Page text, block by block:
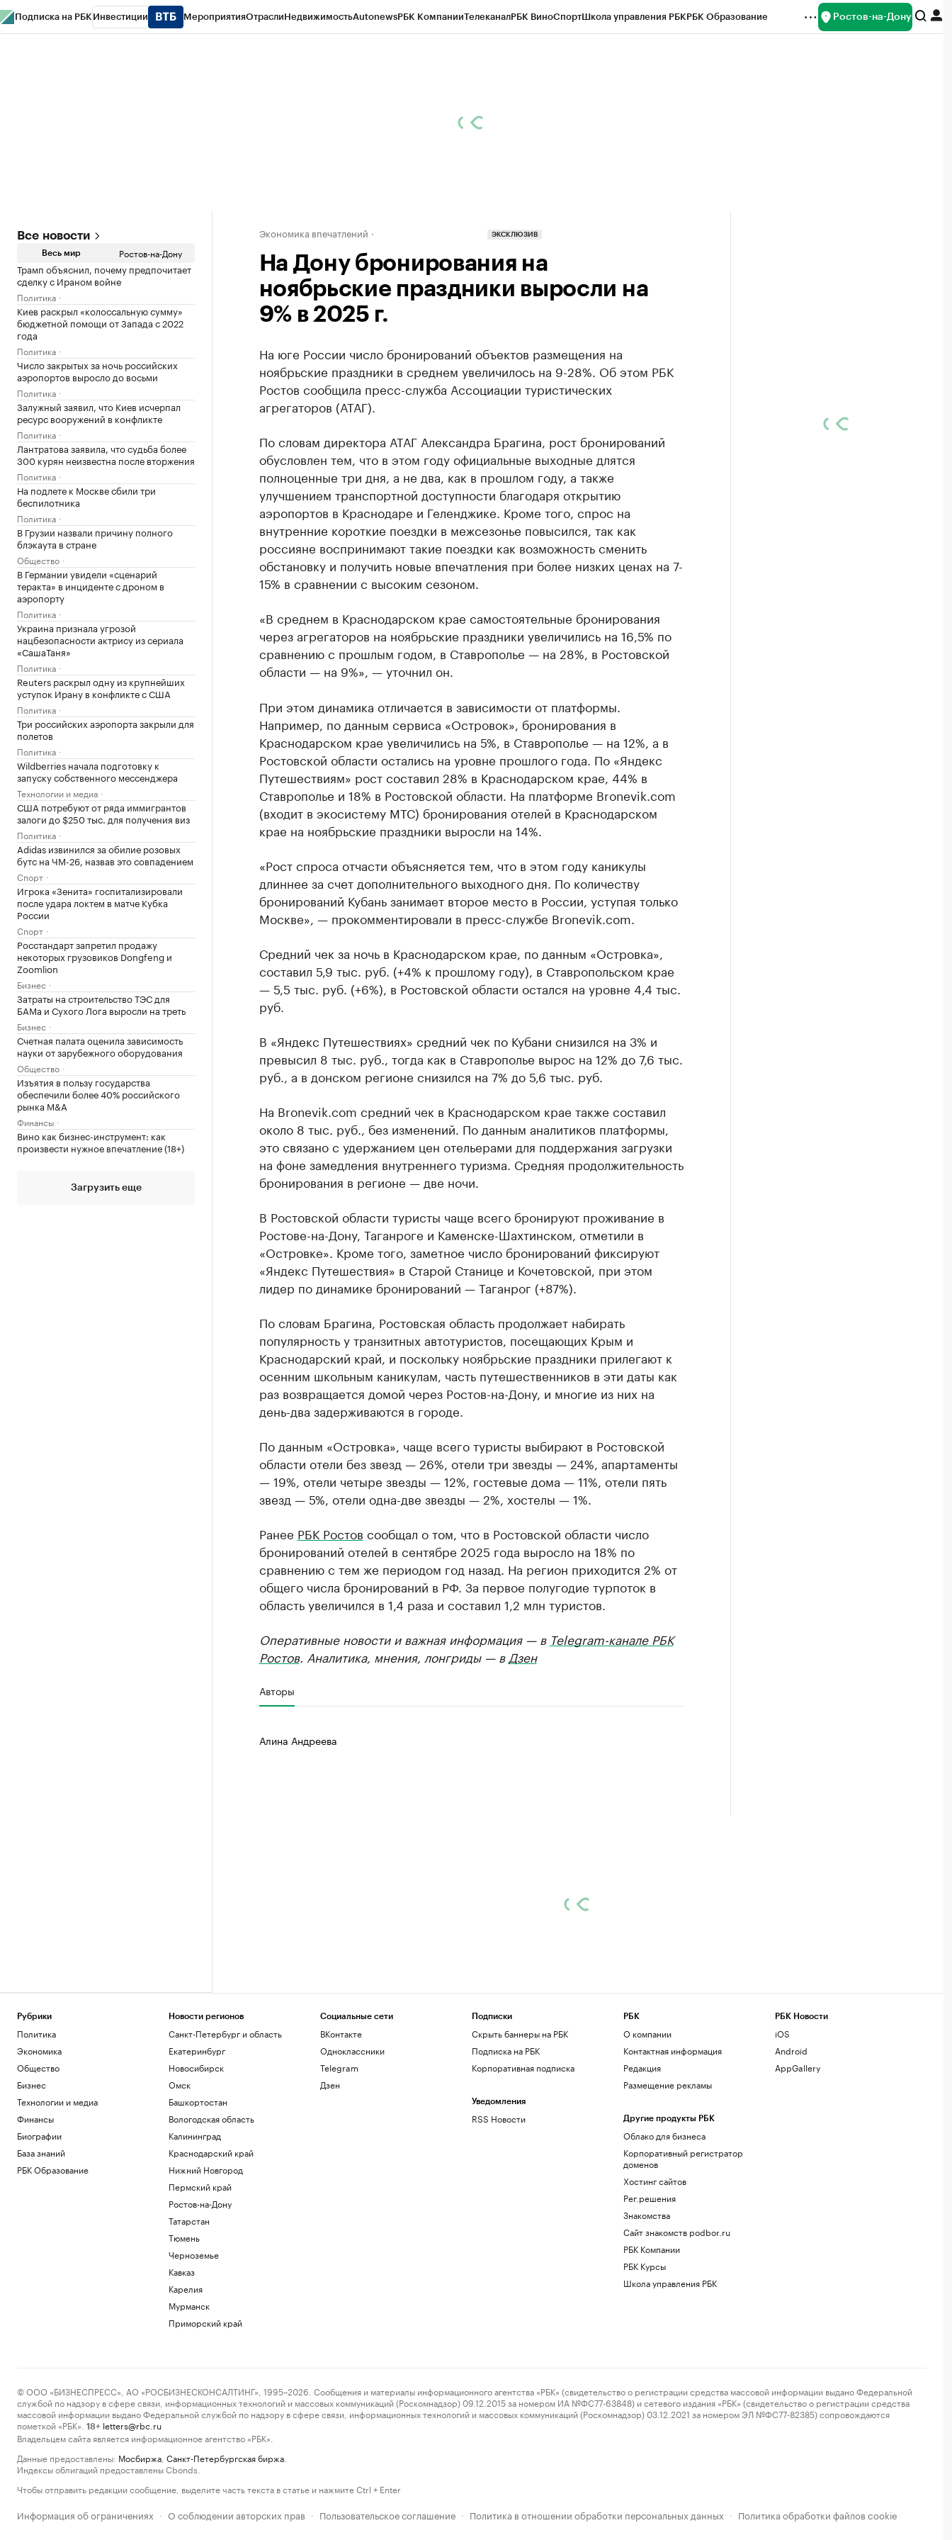
Подписка на РБК Инвестиции МероприятияОтраслиНедвижимостьAutonewsРБК КомпанииТелеканалРБК ВиноСпортШкола управления РБКРБК Образование Ростов-на-Дону
Все новости
Весь мир Ростов-на-Дону
Трамп объяснил, почему предпочитает
сделку с Ираном войне
Политика
Киев раскрыл «колоссальную сумму»
бюджетной помощи от Запада с 2022
года
Политика
Число закрытых за ночь российских
аэропортов выросло до восьми
Политика
Залужный заявил, что Киев исчерпал
ресурс вооружений в конфликте
Политика
Лантратова заявила, что судьба более
300 курян неизвестна после вторжения
Политика
На подлете к Москве сбили три
беспилотника
Политика
В Грузии назвали причину полного
блэкаута в стране
Общество
В Германии увидели «сценарий
теракта» в инциденте с дроном в
аэропорту
Политика
Украина признала угрозой
нацбезопасности актрису из сериала
«СашаТаня»
Политика
Reuters раскрыл одну из крупнейших
уступок Ирану в конфликте с США
Политика
Три российских аэропорта закрыли для
полетов
Политика
Wildberries начала подготовку к
запуску собственного мессенджера
Технологии и медиа
США потребуют от ряда иммигрантов
залоги до $250 тыс. для получения виз
Политика
Adidas извинился за обилие розовых
бутс на ЧМ-26, назвав это совпадением
Спорт
Игрока «Зенита» госпитализировали
после удара локтем в матче Кубка
России
Спорт
Росстандарт запретил продажу
некоторых грузовиков Dongfeng и
Zoomlion
Бизнес
Затраты на строительство ТЭС для
БАМа и Сухого Лога выросли на треть
Бизнес
Счетная палата оценила зависимость
науки от зарубежного оборудования
Общество
Изъятия в пользу государства
обеспечили более 40% российского
рынка M&A
Финансы
Вино как бизнес-инструмент: как
произвести нужное впечатление (18+)
Загрузить еще
Экономика впечатлений ЭКСКЛЮЗИВ
На Дону бронирования на
ноябрьские праздники выросли на
9% в 2025 г.
На юге России число бронирований объектов размещения на
ноябрьские праздники в среднем увеличилось на 9-28%. Об этом РБК
Ростов сообщила пресс-служба Ассоциации туристических
агрегаторов (АТАГ).
По словам директора АТАГ Александра Брагина, рост бронирований
обусловлен тем, что в этом году официальные выходные длятся
полноценные три дня, а не два, как в прошлом году, а также
улучшением транспортной доступности благодаря открытию
аэропортов в Краснодаре и Геленджике. Кроме того, спрос на
внутренние короткие поездки в межсезонье повысился, так как
россияне воспринимают такие поездки как возможность сменить
обстановку и получить новые впечатления при более низких ценах на 7-
15% в сравнении с высоким сезоном.
«В среднем в Краснодарском крае самостоятельные бронирования
через агрегаторов на ноябрьские праздники увеличились на 16,5% по
сравнению с прошлым годом, в Ставрополье — на 28%, в Ростовской
области — на 9%», — уточнил он.
При этом динамика отличается в зависимости от платформы.
Например, по данным сервиса «Островок», бронирования в
Краснодарском крае увеличились на 5%, в Ставрополье — на 12%, а в
Ростовской области остались на уровне прошлого года. По «Яндекс
Путешествиям» рост составил 28% в Краснодарском крае, 44% в
Ставрополье и 18% в Ростовской области. На платформе Bronevik.com
(входит в экосистему МТС) бронирования отелей в Краснодарском
крае на ноябрьские праздники выросли на 14%.
«Рост спроса отчасти объясняется тем, что в этом году каникулы
длиннее за счет дополнительного выходного дня. По количеству
бронирований Кубань занимает второе место в России, уступая только
Москве», — прокомментировали в пресс-службе Bronevik.com.
Средний чек за ночь в Краснодарском крае, по данным «Островка»,
составил 5,9 тыс. руб. (+4% к прошлому году), в Ставропольском крае
— 5,5 тыс. руб. (+6%), в Ростовской области остался на уровне 4,4 тыс.
руб.
В «Яндекс Путешествиях» средний чек по Кубани снизился на 3% и
превысил 8 тыс. руб., тогда как в Ставрополье вырос на 12% до 7,6 тыс.
руб., а в донском регионе снизился на 7% до 5,6 тыс. руб.
На Bronevik.com средний чек в Краснодарском крае также составил
около 8 тыс. руб., без изменений. По данным аналитиков платформы,
это связано с удержанием цен отельерами для поддержания загрузки
на фоне замедления внутреннего туризма. Средняя продолжительность
бронирования в регионе — две ночи.
В Ростовской области туристы чаще всего бронируют проживание в
Ростове-на-Дону, Таганроге и Каменске-Шахтинском, отметили в
«Островке». Кроме того, заметное число бронирований фиксируют
«Яндекс Путешествия» в Старой Станице и Кочетовской, при этом
лидер по динамике бронирований — Таганрог (+87%).
По словам Брагина, Ростовская область продолжает набирать
популярность у транзитных автотуристов, посещающих Крым и
Краснодарский край, и поскольку ноябрьские праздники прилегают к
осенним школьным каникулам, часть путешественников в эти даты как
раз возвращается домой через Ростов-на-Дону, и многие из них на
день-два задерживаются в городе.
По данным «Островка», чаще всего туристы выбирают в Ростовской
области отели без звезд — 26%, отели три звезды — 24%, апартаменты
— 19%, отели четыре звезды — 12%, гостевые дома — 11%, отели пять
звезд — 5%, отели одна-две звезды — 2%, хостелы — 1%.
Ранее РБК Ростов сообщал о том, что в Ростовской области число
бронирований отелей в сентябре 2025 года выросло на 18% по
сравнению с тем же периодом год назад. На регион приходится 2% от
общего числа бронирований в РФ. За первое полугодие турпоток в
область увеличился в 1,4 раза и составил 1,2 млн туристов.
Оперативные новости и важная информация — в Telegram-канале РБК
Ростов. Аналитика, мнения, лонгриды — в Дзен
Авторы
Алина Андреева
Рубрики
Политика
Экономика
Общество
Бизнес
Технологии и медиа
Финансы
Биографии
База знаний
РБК Образование
Новости регионов
Санкт-Петербург и область
Екатеринбург
Новосибирск
Омск
Башкортостан
Вологодская область
Калининград
Краснодарский край
Нижний Новгород
Пермский край
Ростов-на-Дону
Татарстан
Тюмень
Черноземье
Кавказ
Карелия
Мурманск
Приморский край
Социальные сети
ВКонтакте
Одноклассники
Telegram
Дзен
Подписки
Скрыть баннеры на РБК
Подписка на РБК
Корпоративная подписка
Уведомления
RSS Новости
РБК
О компании
Контактная информация
Редакция
Размещение рекламы
Другие продукты РБК
Облако для бизнеса
Корпоративный регистратор
доменов
Хостинг сайтов
Рег.решения
Знакомства
Сайт знакомств podbor.ru
РБК Компании
РБК Курсы
Школа управления РБК
РБК Новости
iOS
Android
AppGallery
© ООО «БИЗНЕСПРЕСС», АО «РОСБИЗНЕСКОНСАЛТИНГ», 1995–2026. Сообщения и материалы информационного агентства «РБК» (свидетельство о регистрации средства массовой информации выдано Федеральной
службой по надзору в сфере связи, информационных технологий и массовых коммуникаций (Роскомнадзор) 09.12.2015 за номером ИА №ФС77-63848) и сетевого издания «РБК» (свидетельство о регистрации средства
массовой информации выдано Федеральной службой по надзору в сфере связи, информационных технологий и массовых коммуникаций (Роскомнадзор) 03.12.2021 за номером ЭЛ №ФС77-82385) сопровождаются
пометкой «РБК».
18+ letters@rbc.ru
Владельцем сайта является информационное агентство «РБК».
Данные предоставлены: Мосбиржа Санкт-Петербургская биржа
Индексы облигаций предоставлены Cbonds.
Чтобы отправить редакции сообщение, выделите часть текста в статье и нажмите Ctrl + Enter
Информация об ограничениях · О соблюдении авторских прав · Пользовательское соглашение · Политика в отношении обработки персональных данных · Политика обработки файлов cookie